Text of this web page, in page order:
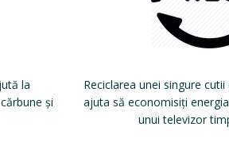
la
și
Reciclarea unei singure
ajuta să economisiți
unui televizor